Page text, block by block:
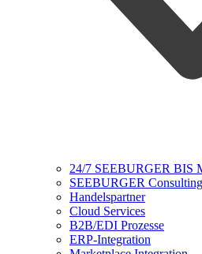
24/7 SEEBURGER BIS
SEEBURGER Consulting
Handelspartner
Cloud Services
B2B/EDI Prozesse
ERP-Integration